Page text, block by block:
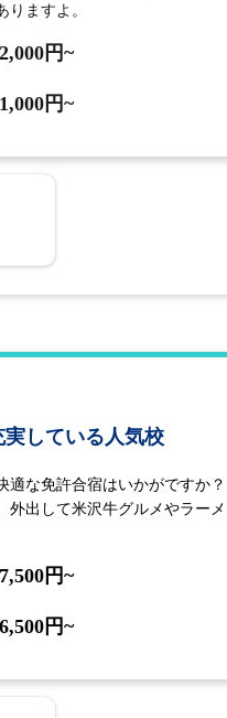
ますよ。
円~
円~
している人気校
適な免許合宿はいかがですか？
外出して米沢牛グルメやラーメ
円~
円~